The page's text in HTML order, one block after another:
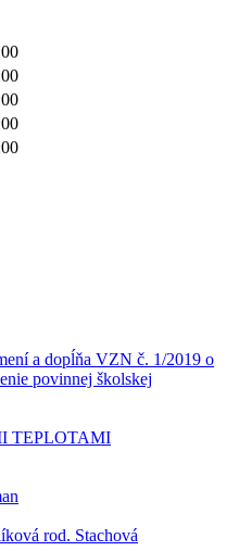
a dopĺňa VZN č. 1/2019 o
povinnej školskej
TEPLOTAMI
rod. Stachová